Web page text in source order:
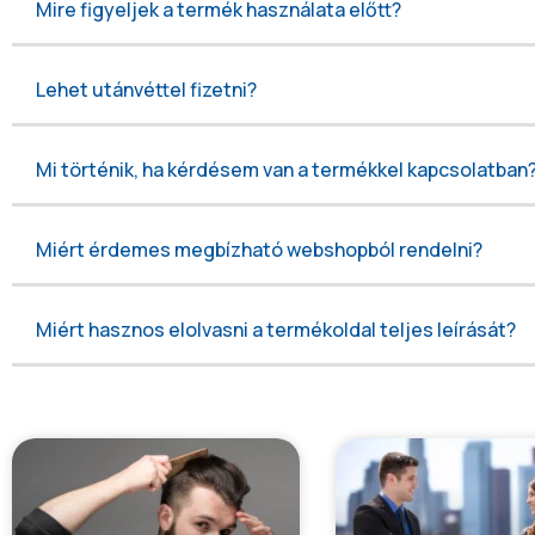
Mire figyeljek a termék használata előtt?
Lehet utánvéttel fizetni?
Mi történik, ha kérdésem van a termékkel
Miért érdemes megbízható webshopból rendelni?
Miért hasznos elolvasni a termékoldal teljes leírását?